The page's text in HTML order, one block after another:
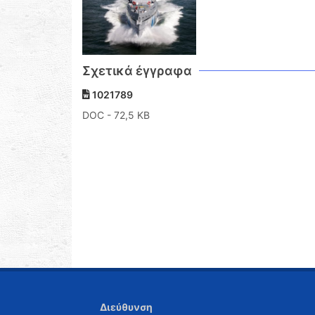
Σχετικά έγγραφα
1021789
DOC - 72,5 KB
Διεύθυνση